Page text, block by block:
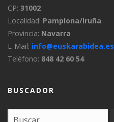
CP: 31002
Localidad: Pamplona/Iruña
Provincia: Navarra
E-Mail: info@euskarabidea.es
Teléfono: 848 42 60 54
BUSCADOR